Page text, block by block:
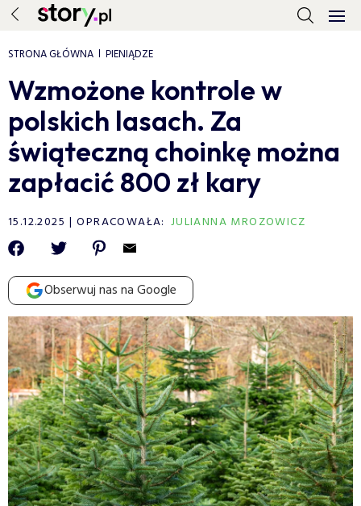
STRONA GŁÓWNA PIENIĄDZE
Wzmożone kontrole w
polskich lasach. Za
świąteczną choinkę można
zapłacić 800 zł kary
15.12.2025 OPRACOWAŁA: JULIANNA MROZOWICZ
Obserwuj nas na Google